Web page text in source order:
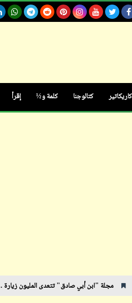
كاريكاتير كتالوجنا كلمة و½ إقرأ
صادق" تتعدى المليون زيارة .. شكراً لكم
إصدار رخصة للإنجاب | يا دي